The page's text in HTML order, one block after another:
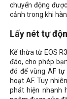
chuyển động
cảnh trong khi
Lấy nét tự
Kế thừa từ EOS
đáo, cho phép
đó để vùng AF
hoạt AF. Tuy
phát hiện nhanh